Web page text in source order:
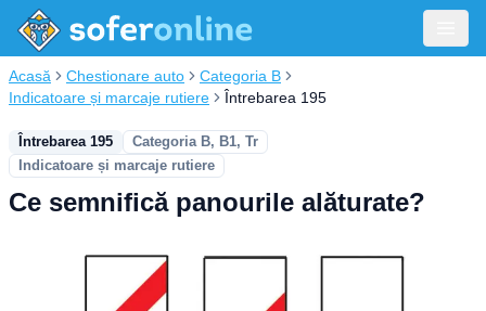
Acasă Chestionare auto
Categoria B
Indicatoare și marcaje rutiere
Întrebarea 195
Întrebarea 195
Categoria B, B1, Tr
Indicatoare și marcaje rutiere
Ce semnifică panourile alăturate?